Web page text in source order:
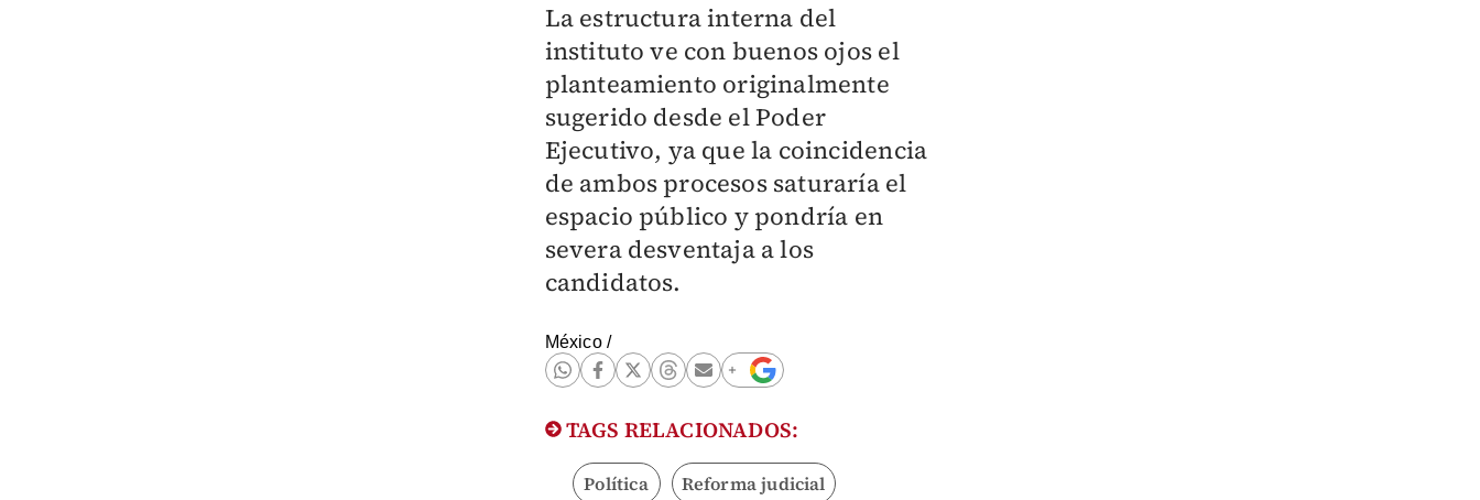
La estructura interna del
instituto ve con buenos ojos el
planteamiento originalmente
sugerido desde el Poder
Ejecutivo, ya que la coincidencia
de ambos procesos saturaría el
espacio público y pondría en
severa desventaja a los
candidatos.
México/
TAGS RELACIONADOS:
Política Reforma judicial